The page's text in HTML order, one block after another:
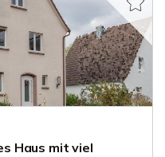
Haus mit viel